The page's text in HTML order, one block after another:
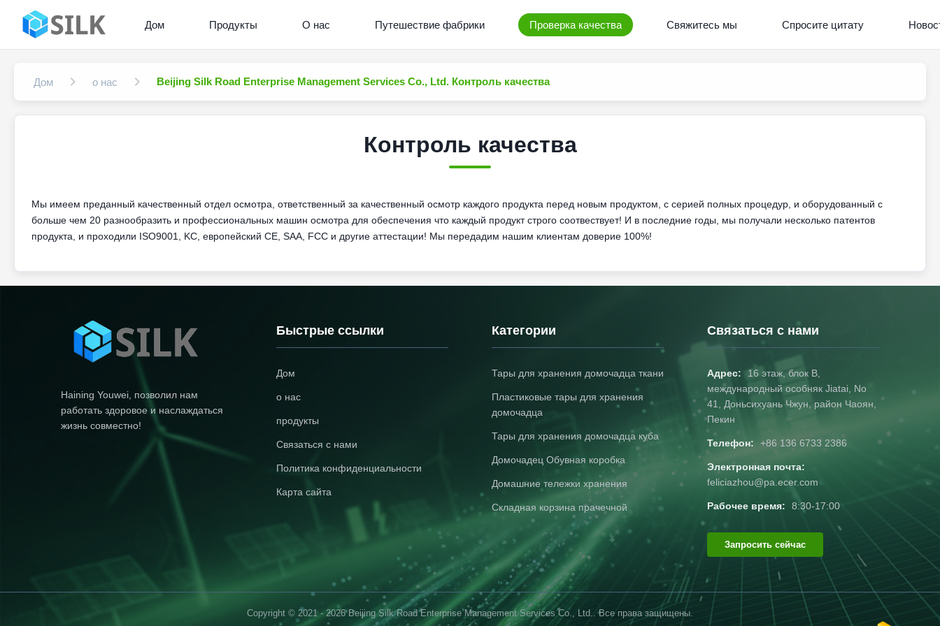
Дом Продукты О нас Путешествие фабрики Проверка качества Свяжитесь мы Спросите цитату
Дом о нас Beijing Silk Road Enterprise Management Services Co., Ltd. Контроль качества
Контроль качества
Мы имеем преданный качественный отдел осмотра, ответственный за качественный осмотр каждого продукта перед новым продуктом, с серией полных процедур, и оборудованный с
больше чем 20 разнообразить и профессиональных машин осмотра для обеспечения что каждый продукт строго соотвествует! И в последние годы, мы получали несколько патентов
продукта, и проходили ISO9001, KC, европейский CE, SAA, FCC и другие аттестации! Мы передадим нашим клиентам доверие 100%!
Haining Youwei, позволил нам
работать здоровое и наслаждаться
жизнь совместно!
Быстрые ссылки
Дом
о нас
продукты
Связаться с нами
Политика конфиденциальности
Карта сайта
Категории
Тары для хранения домочадца ткани
Пластиковые тары для хранения
домочадца
Тары для хранения домочадца куба
Домочадец Обувная коробка
Домашние тележки хранения
Складная корзина прачечной
Связаться с нами
Адрес: 16 этаж, блок B,
международный особняк Jiatai, No
41, Доньсихуань Чжун, район Чаоян,
Пекин
Телефон: +86 136 6733 2386
Электронная почта:
feliciazhou@pa.ecer.com
Рабочее время: 8:30-17:00
Запросить сейчас
Copyright © 2021 - 2026 Beijing Silk Road Enterprise Management Services Co., Ltd.. Все права защищены.